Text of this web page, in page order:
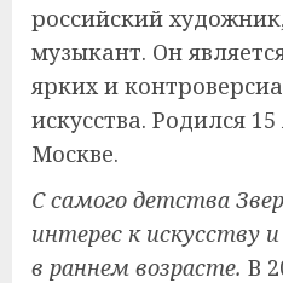
российский
музыкант. Он
ярких и
искусства. Родился
Москве.
С самого детства
интерес к искусству
в раннем возрасте. В